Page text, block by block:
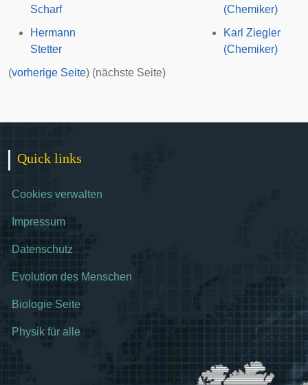
Scharf
Hermann
Stetter
(Chemiker)
Karl Ziegler
(Chemiker)
(vorherige Seite) (nächste Seite)
Quick links
Cookies verwalten
Impressum
Datenschutz
Evolution des Menschen
Biologie Seite
Physik für alle